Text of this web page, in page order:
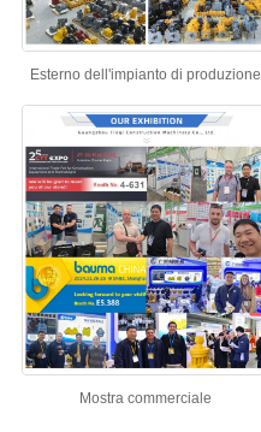
Esterno dell'impianto di produzione
Mostra commerciale